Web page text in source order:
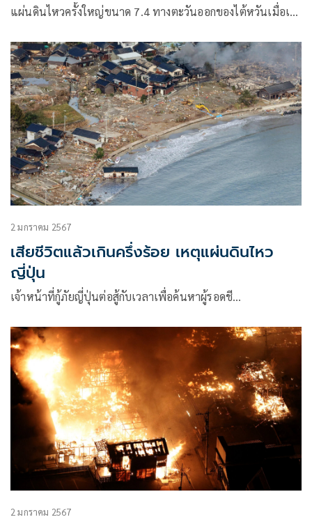
แผ่นดินไหวครั้งใหญ่ขนาด 7.4 ทางตะวันออกของไต้หวันเมื่อเ…
2 มกราคม 2567
เสียชีวิตแล้วเกินครึ่งร้อย เหตุแผ่นดินไหว
ญี่ปุ่น
เจ้าหน้าที่กู้ภัยญี่ปุ่นต่อสู้กับเวลาเพื่อค้นหาผู้รอดชี…
2 มกราคม 2567